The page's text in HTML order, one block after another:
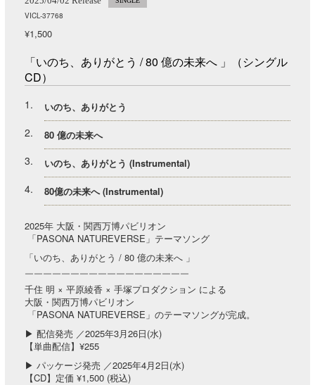
VICL-37768
¥1,500
「いのち、ありがとう / 80 億の未来へ 」（シングル
CD）
1 いのち、ありがとう
2 80 億の未来へ
3 いのち、ありがとう (Instrumental)
4 80億の未来へ (Instrumental)
2025年 大阪・関西万博パビリオン
「PASONA NATUREVERSE」テーマソング
「いのち、ありがとう / 80 億の未来へ 」
￣￣￣￣￣￣￣￣￣￣￣￣￣￣￣￣￣￣
千住 明 × 平原綾香 × 手塚プロダクション による
大阪・関西万博パビリオン
「PASONA NATUREVERSE」のテーマソングが完成。
▶︎ 配信発売 ／2025年3月26日(水)
【単曲配信】¥255
▶︎ パッケージ発売 ／2025年4月2日(水)
【CD】定価 ¥1,500 (税込)